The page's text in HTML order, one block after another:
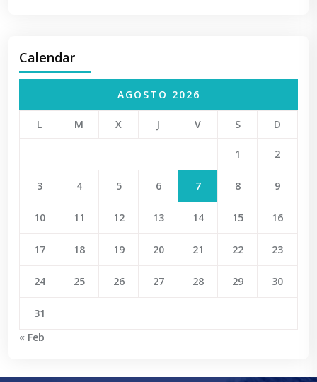
Calendar
AGOSTO 2026
L M X J V S D
1 2
3 4 5 6 7 8 9
10 11 12 13 14 15 16
17 18 19 20 21 22 23
24 25 26 27 28 29 30
31
« Feb